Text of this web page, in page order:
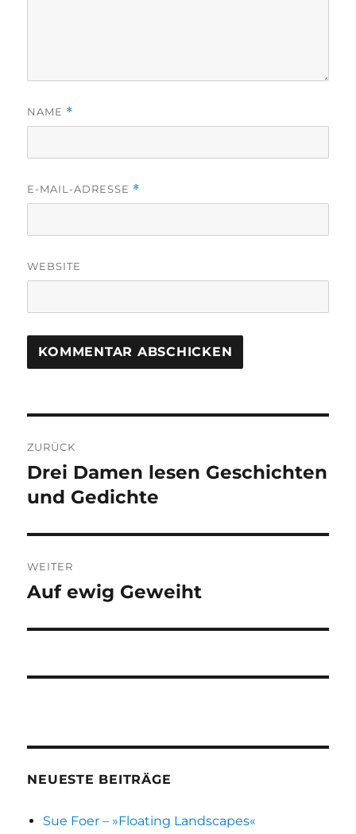
NAME *
E-MAIL-ADRESSE *
WEBSITE
ZURÜCK
Vorheriger
Beitrag:
Drei Damen lesen Geschichten
und Gedichte
WEITER
Nächster
Auf ewig Geweiht
NEUESTE BEITRÄGE
Sue Foer – »Floating Landscapes«